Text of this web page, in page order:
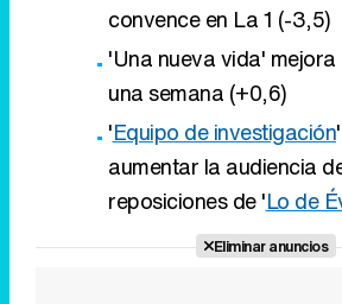
reposiciones de ' Lo de
Eliminar anuncios